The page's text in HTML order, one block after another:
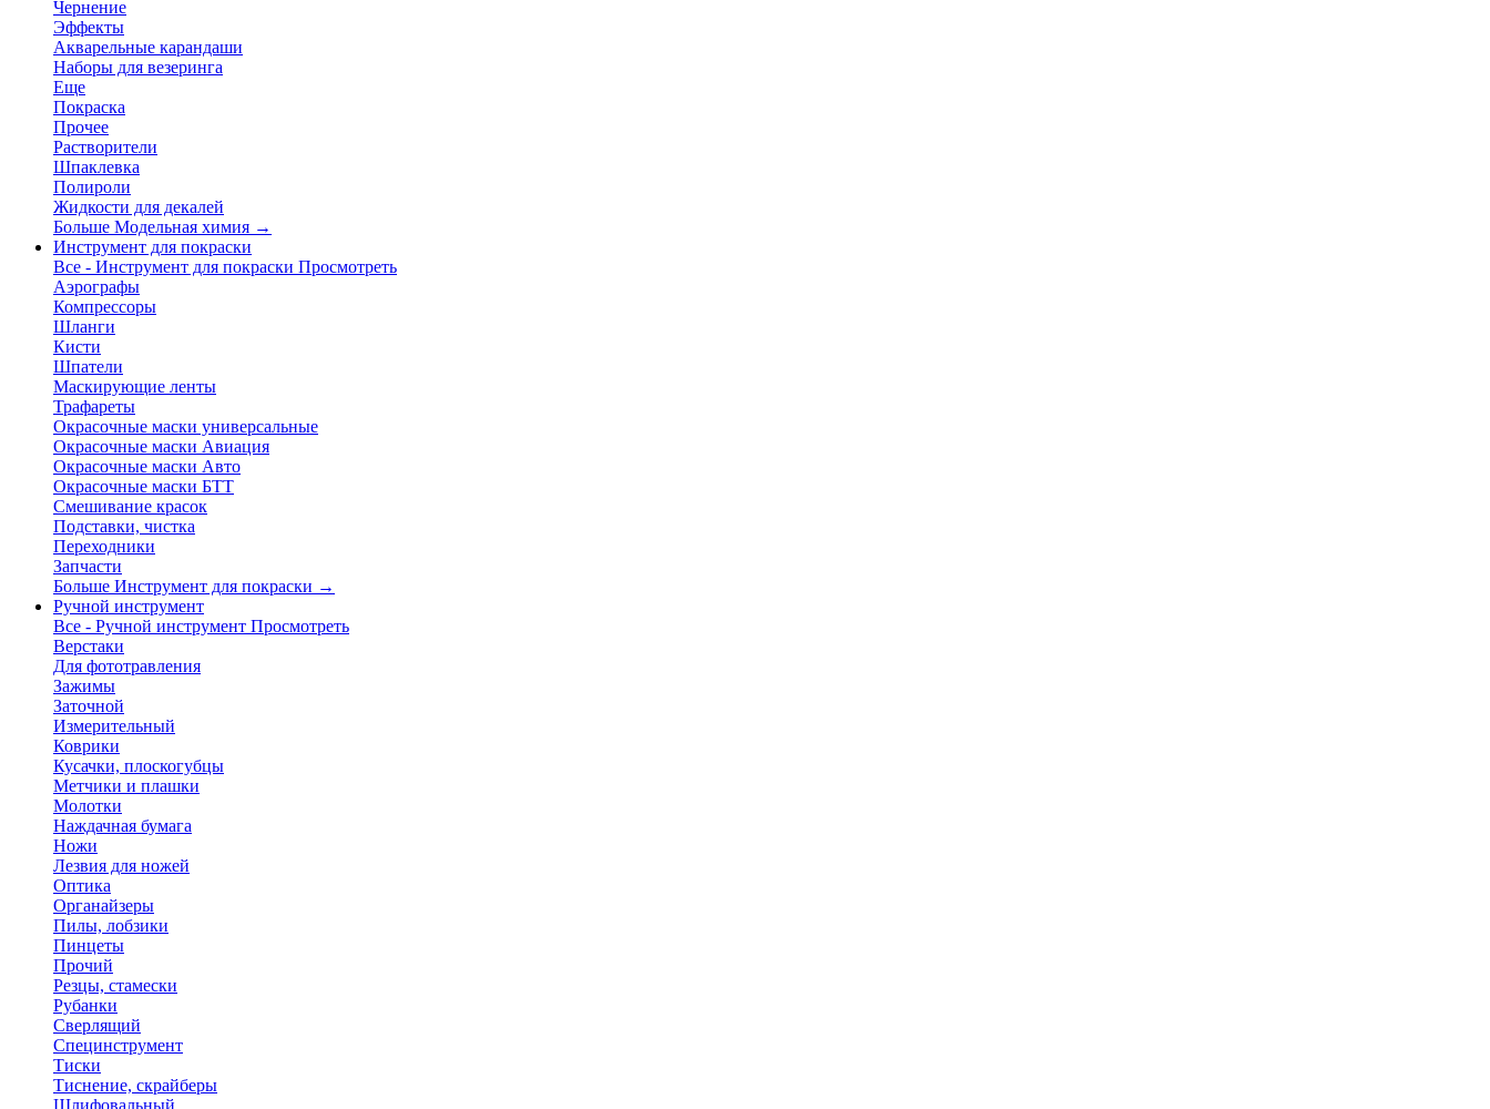
Чернение
Эффекты
Акварельные карандаши
Наборы для везеринга
Еще
Покраска
Прочее
Растворители
Шпаклевка
Полироли
Жидкости для декалей
Больше Модельная химия →
Инструмент для покраски
Все - Инструмент для покраски Просмотреть
Аэрографы
Компрессоры
Шланги
Кисти
Шпатели
Маскирующие ленты
Трафареты
Окрасочные маски универсальные
Окрасочные маски Авиация
Окрасочные маски Авто
Окрасочные маски БТТ
Смешивание красок
Подставки, чистка
Переходники
Запчасти
Больше Инструмент для покраски →
Ручной инструмент
Все - Ручной инструмент Просмотреть
Верстаки
Для фототравления
Зажимы
Заточной
Измерительный
Коврики
Кусачки, плоскогубцы
Метчики и плашки
Молотки
Наждачная бумага
Ножи
Лезвия для ножей
Оптика
Органайзеры
Пилы, лобзики
Пинцеты
Прочий
Резцы, стамески
Рубанки
Сверлящий
Специнструмент
Тиски
Тиснение, скрайберы
Шлифовальный